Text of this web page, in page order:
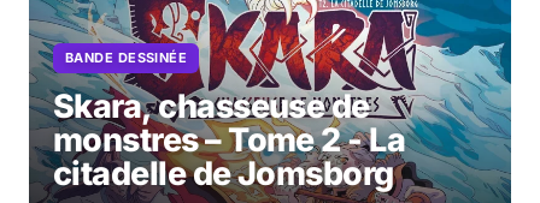
Séries
Manga
BD
Livres
BANDE DESSINÉE
Skara, chasseuse de
monstres – Tome 2 - La
citadelle de Jomsborg